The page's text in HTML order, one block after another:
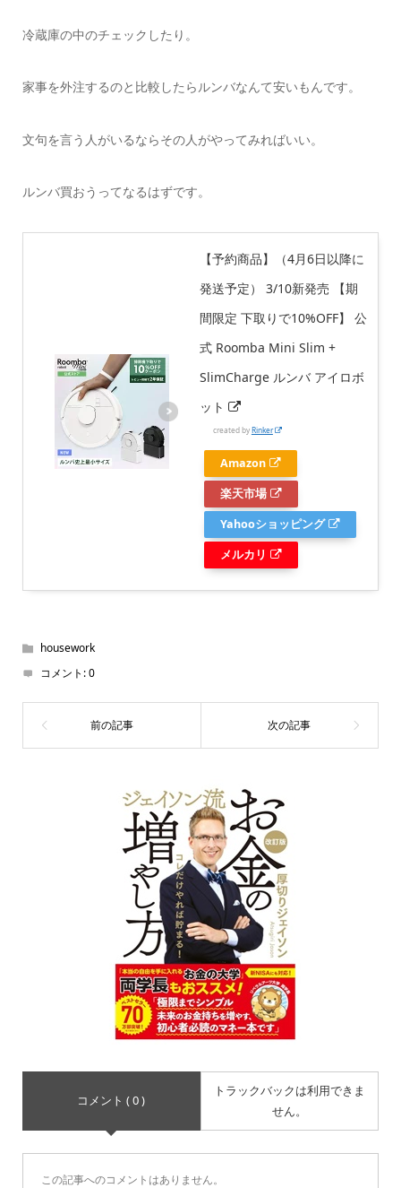
冷蔵庫の中のチェックしたり。
家事を外注するのと比較したらルンバなんて安いもんです。
文句を言う人がいるならその人がやってみればいい。
ルンバ買おうってなるはずです。
【予約商品】（4月6日以降に
発送予定） 3/10新発売 【期
間限定 下取りで10%OFF】 公
式 Roomba Mini Slim +
SlimCharge ルンバ アイロボ
ット
created byRinker
Amazon
楽天市場
Yahooショッピング
メルカリ
housework
コメント:0
コメント ( 0 )
トラックバックは利用できま
せん。
この記事へのコメントはありません。